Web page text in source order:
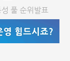
풀 순위발표